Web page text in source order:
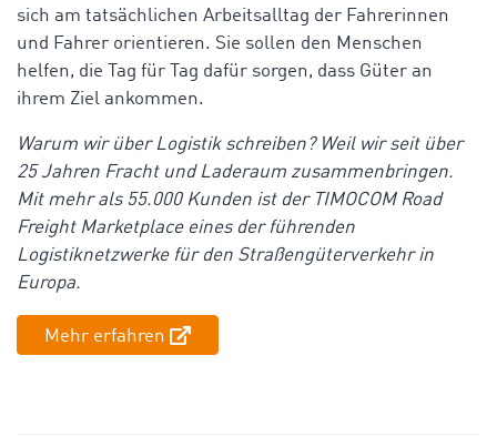
sich am tatsächlichen Arbeitsalltag der Fahrerinnen
und Fahrer orientieren. Sie sollen den Menschen
helfen, die Tag für Tag dafür sorgen, dass Güter an
ihrem Ziel ankommen.
Warum wir über Logistik schreiben? Weil wir seit über
25 Jahren Fracht und Laderaum zusammenbringen.
Mit mehr als 55.000 Kunden ist der TIMOCOM Road
Freight Marketplace eines der führenden
Logistiknetzwerke für den Straßengüterverkehr in
Europa.
Mehr erfahren